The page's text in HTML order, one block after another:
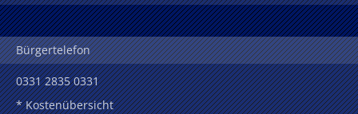
Bürgertelefon
0331 2835 0331
* Kostenübersicht